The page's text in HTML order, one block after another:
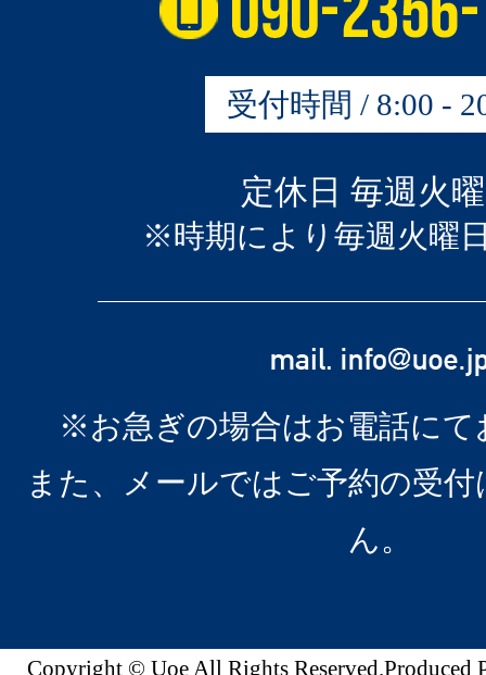
受付時間 / 8:00 -
定休日 毎週火
※時期により毎週火曜
※お急ぎの場合はお電話にて
また、メールではご予約の受
ん。
Copyright © Uoe All Rights Reserved.Produced